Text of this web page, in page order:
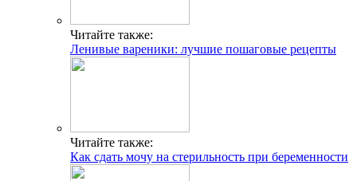
Читайте также:
Ленивые вареники: лучшие пошаговые рецепты
Читайте также:
Как сдать мочу на стерильность при беременности